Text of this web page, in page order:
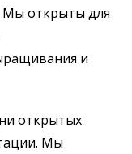
Мы открыты для
и
открытых
Мы